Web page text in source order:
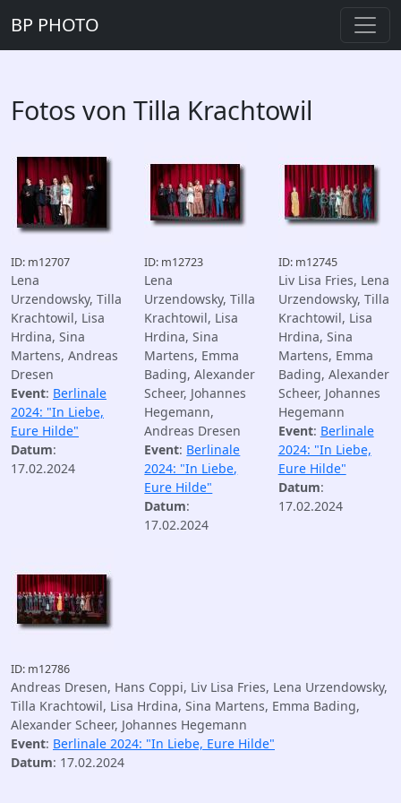
BP PHOTO
Fotos von Tilla Krachtowil
ID: m12707
Lena
Urzendowsky, Tilla
Krachtowil, Lisa
Hrdina, Sina
Martens, Andreas
Dresen
Event: Berlinale
2024: "In Liebe,
Eure Hilde"
Datum:
17.02.2024
ID: m12723
Lena
Urzendowsky, Tilla
Krachtowil, Lisa
Hrdina, Sina
Martens, Emma
Bading, Alexander
Scheer, Johannes
Hegemann,
Andreas Dresen
Event: Berlinale
2024: "In Liebe,
Eure Hilde"
Datum:
17.02.2024
ID: m12745
Liv Lisa Fries, Lena
Urzendowsky, Tilla
Krachtowil, Lisa
Hrdina, Sina
Martens, Emma
Bading, Alexander
Scheer, Johannes
Hegemann
Event: Berlinale
2024: "In Liebe,
Eure Hilde"
Datum:
17.02.2024
ID: m12786
Andreas Dresen, Hans Coppi, Liv Lisa Fries, Lena Urzendowsky,
Tilla Krachtowil, Lisa Hrdina, Sina Martens, Emma Bading,
Alexander Scheer, Johannes Hegemann
Event: Berlinale 2024: "In Liebe, Eure Hilde"
Datum: 17.02.2024